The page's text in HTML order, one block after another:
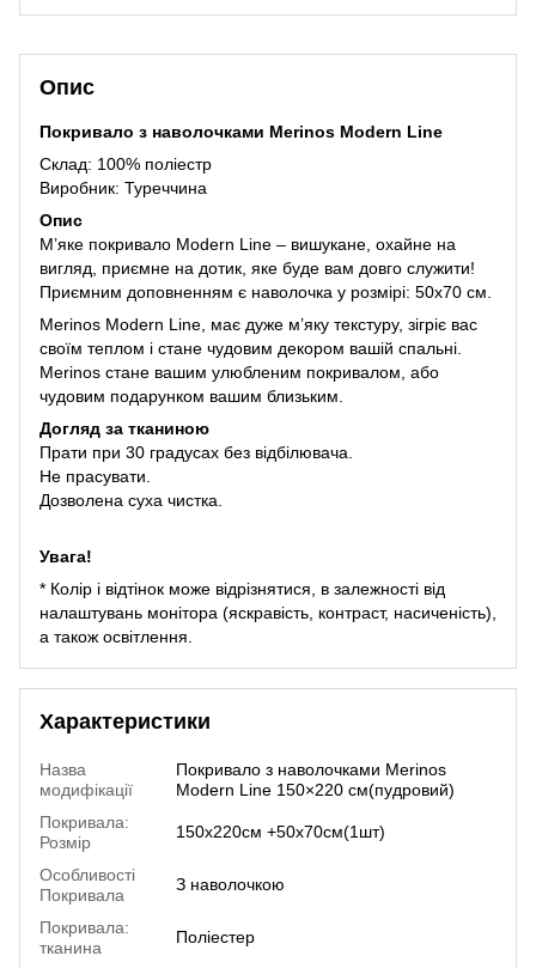
Опис
Покривало з наволочками Merinos Modern Line
Склад: 100% поліестр
Виробник: Туреччина
Опис
М’яке покривало Modern Line – вишукане, охайне на
вигляд, приємне на дотик, яке буде вам довго служити!
Приємним доповненням є наволочка у розмірі: 50х70 см.
Merinos Modern Line, має дуже м’яку текстуру, зігріє вас
своїм теплом і стане чудовим декором вашій спальні.
Merinos стане вашим улюбленим покривалом, або
чудовим подарунком вашим близьким.
Догляд за тканиною
Прати при 30 градусах без відбілювача.
Не прасувати.
Дозволена суха чистка.
Увага!
* Колір і відтінок може відрізнятися, в залежності від
налаштувань монітора (яскравість, контраст, насиченість),
а також освітлення.
Характеристики
Назва
модифікації
Покривало з наволочками Merinos
Modern Line 150×220 см(пудровий)
Покривала:
Розмір
150х220см +50х70см(1шт)
Особливості
Покривала
З наволочкою
Покривала:
тканина
Поліестер